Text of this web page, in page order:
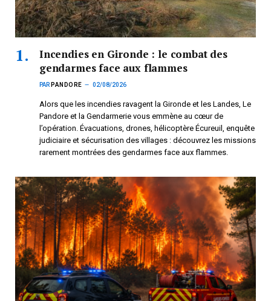
Incendies en Gironde : le combat des
gendarmes face aux flammes
PAR PANDORE 02/08/2026
Alors que les incendies ravagent la Gironde et les Landes, Le
Pandore et la Gendarmerie vous emmène au cœur de
l’opération. Évacuations, drones, hélicoptère Écureuil, enquête
judiciaire et sécurisation des villages : découvrez les missions
rarement montrées des gendarmes face aux flammes.